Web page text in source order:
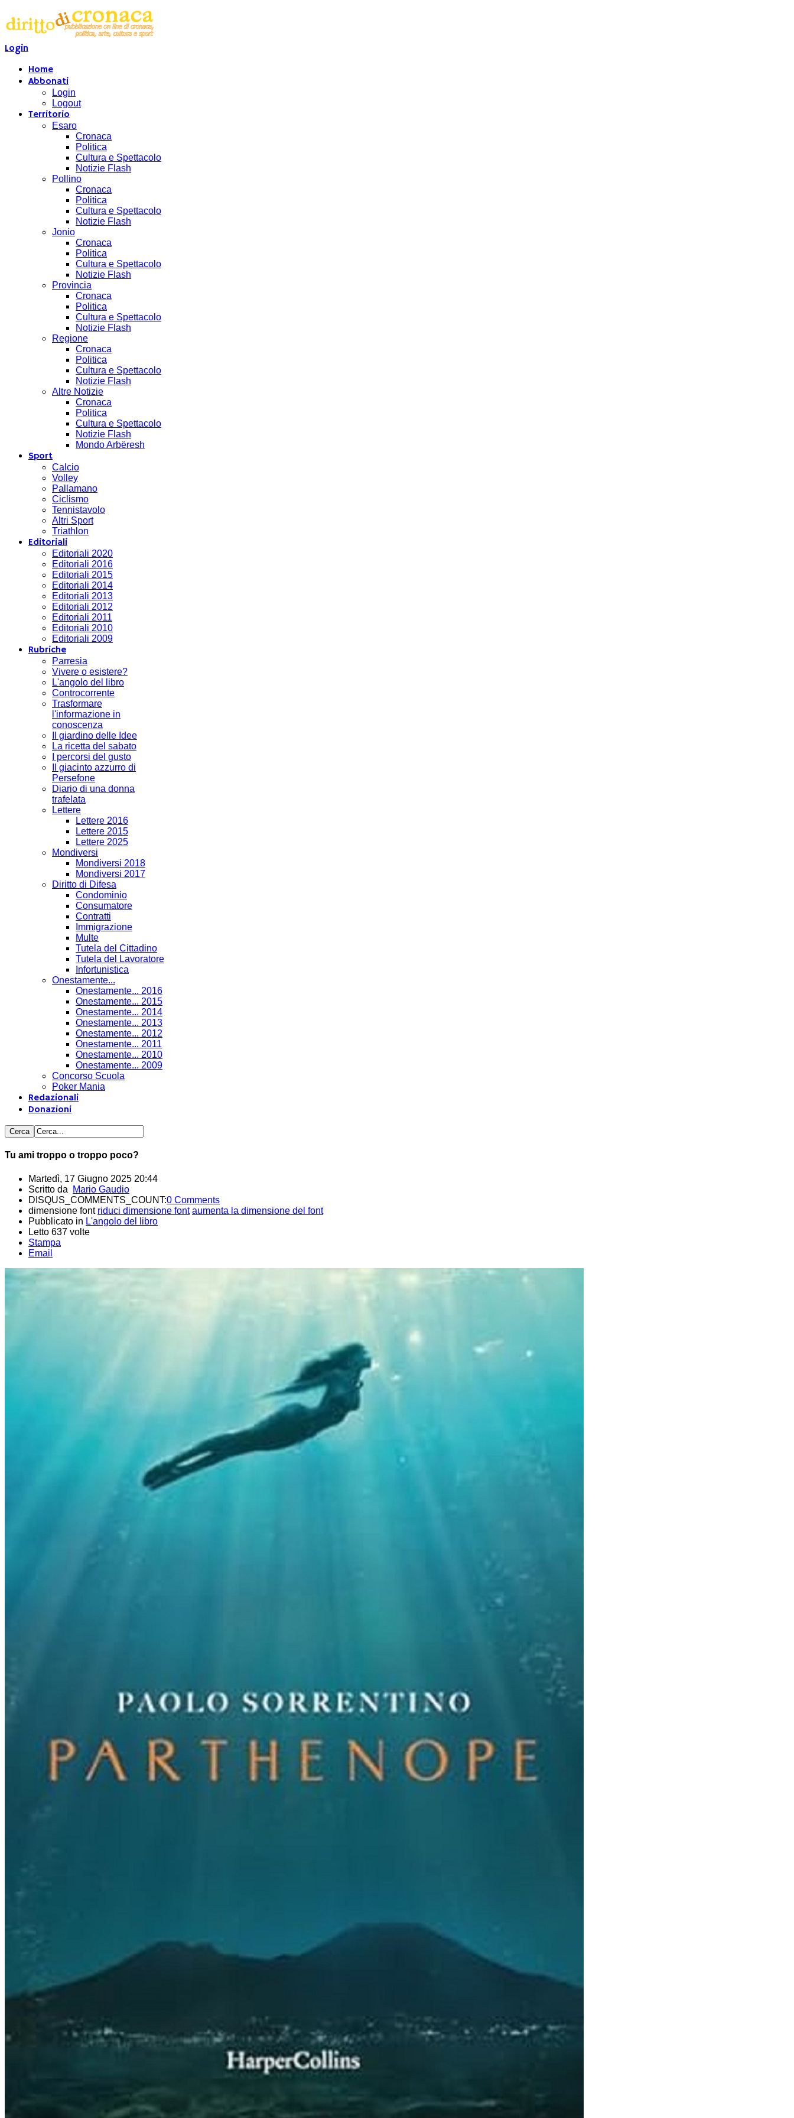
Login
Home
Abbonati
Login
Logout
Territorio
Esaro
Cronaca
Politica
Cultura e Spettacolo
Notizie Flash
Pollino
Cronaca
Politica
Cultura e Spettacolo
Notizie Flash
Jonio
Cronaca
Politica
Cultura e Spettacolo
Notizie Flash
Provincia
Cronaca
Politica
Cultura e Spettacolo
Notizie Flash
Regione
Cronaca
Politica
Cultura e Spettacolo
Notizie Flash
Altre Notizie
Cronaca
Politica
Cultura e Spettacolo
Notizie Flash
Mondo Arbëresh
Sport
Calcio
Volley
Pallamano
Ciclismo
Tennistavolo
Altri Sport
Triathlon
Editoriali
Editoriali 2020
Editoriali 2016
Editoriali 2015
Editoriali 2014
Editoriali 2013
Editoriali 2012
Editoriali 2011
Editoriali 2010
Editoriali 2009
Rubriche
Parresia
Vivere o esistere?
L'angolo del libro
Controcorrente
Trasformare
l'informazione in
conoscenza
Il giardino delle Idee
La ricetta del sabato
I percorsi del gusto
Il giacinto azzurro di
Persefone
Diario di una donna
trafelata
Lettere
Lettere 2016
Lettere 2015
Lettere 2025
Mondiversi
Mondiversi 2018
Mondiversi 2017
Diritto di Difesa
Condominio
Consumatore
Contratti
Immigrazione
Multe
Tutela del Cittadino
Tutela del Lavoratore
Infortunistica
Onestamente...
Onestamente... 2016
Onestamente... 2015
Onestamente... 2014
Onestamente... 2013
Onestamente... 2012
Onestamente... 2011
Onestamente... 2010
Onestamente... 2009
Concorso Scuola
Poker Mania
Redazionali
Donazioni
Tu ami troppo o troppo poco?
Martedì, 17 Giugno 2025 20:44
Scritto da
Mario Gaudio
DISQUS_COMMENTS_COUNT:0 Comments
dimensione font riduci dimensione font aumenta la dimensione del font
Pubblicato in L'angolo del libro
Letto 637 volte
Stampa
Email